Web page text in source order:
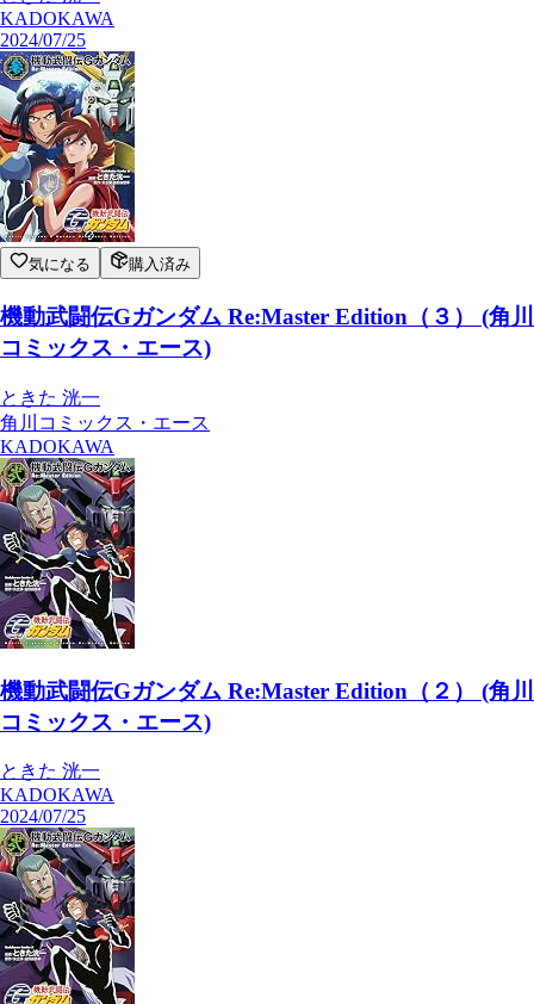
KADOKAWA
2024/07/25
気になる 購入済み
機動武闘伝Gガンダム Re:Master Edition（３） (角川
コミックス・エース)
ときた 洸一
角川コミックス・エース
KADOKAWA
機動武闘伝Gガンダム Re:Master Edition（２） (角川
コミックス・エース)
ときた 洸一
KADOKAWA
2024/07/25